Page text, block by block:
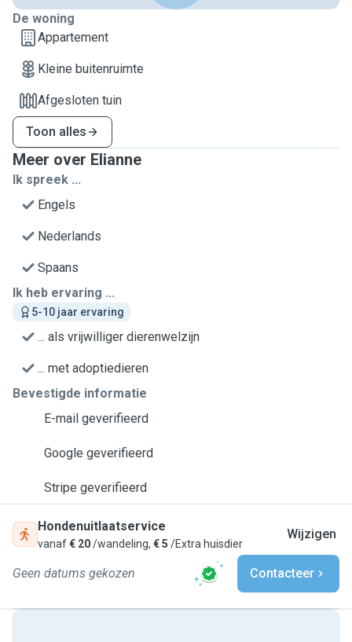
De woning
Appartement
Kleine buitenruimte
Afgesloten tuin
Toon alles
Meer over Elianne
Ik spreek ...
Engels
Nederlands
Spaans
Ik heb ervaring ...
5-10 jaar ervaring
... als vrijwilliger dierenwelzijn
... met adoptiedieren
Bevestigde informatie
E-mail geverifieerd
Google geverifieerd
Stripe geverifieerd
Hondenuitlaatservice
vanaf€ 20/wandeling, € 5 /Extra huisdier
Wijzigen
Geen datums gekozen Contacteer